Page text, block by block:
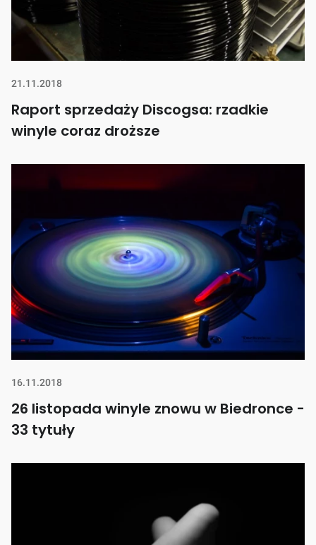
21.11.2018
Raport sprzedaży Discogsa: rzadkie
winyle coraz droższe
16.11.2018
26 listopada winyle znowu w Biedronce -
33 tytuły